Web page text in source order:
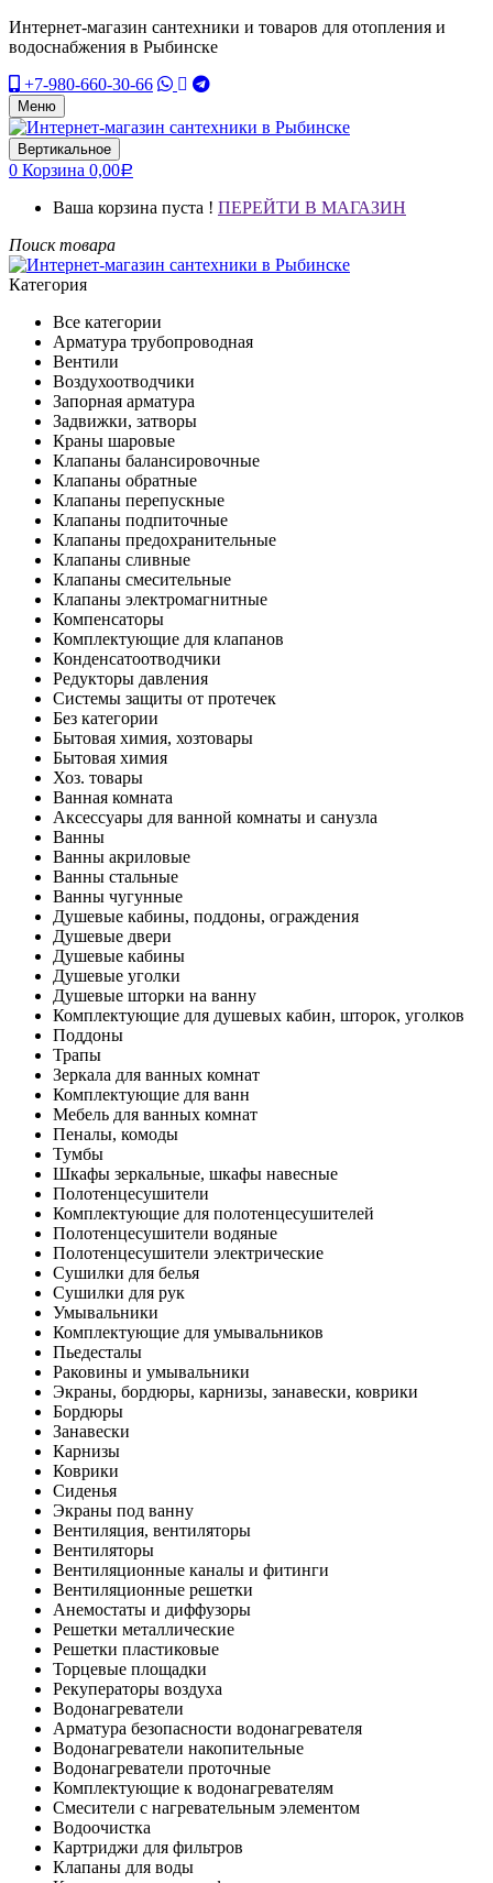
Интернет-магазин сантехники и товаров для отопления и
водоснабжения в Рыбинске
+7-980-660-30-66
Меню
Вертикальное
0 Корзина 0,00Р
Ваша корзина пуста ! ПЕРЕЙТИ В МАГАЗИН
Поиск товара
Категория
Все категории
Арматура трубопроводная
Вентили
Воздухоотводчики
Запорная арматура
Задвижки, затворы
Краны шаровые
Клапаны балансировочные
Клапаны обратные
Клапаны перепускные
Клапаны подпиточные
Клапаны предохранительные
Клапаны сливные
Клапаны смесительные
Клапаны электромагнитные
Компенсаторы
Комплектующие для клапанов
Конденсатоотводчики
Редукторы давления
Системы защиты от протечек
Без категории
Бытовая химия, хозтовары
Бытовая химия
Хоз. товары
Ванная комната
Аксессуары для ванной комнаты и санузла
Ванны
Ванны акриловые
Ванны стальные
Ванны чугунные
Душевые кабины, поддоны, ограждения
Душевые двери
Душевые кабины
Душевые уголки
Душевые шторки на ванну
Комплектующие для душевых кабин, шторок, уголков
Поддоны
Трапы
Зеркала для ванных комнат
Комплектующие для ванн
Мебель для ванных комнат
Пеналы, комоды
Тумбы
Шкафы зеркальные, шкафы навесные
Полотенцесушители
Комплектующие для полотенцесушителей
Полотенцесушители водяные
Полотенцесушители электрические
Сушилки для белья
Сушилки для рук
Умывальники
Комплектующие для умывальников
Пьедесталы
Раковины и умывальники
Экраны, бордюры, карнизы, занавески, коврики
Бордюры
Занавески
Карнизы
Коврики
Сиденья
Экраны под ванну
Вентиляция, вентиляторы
Вентиляторы
Вентиляционные каналы и фитинги
Вентиляционные решетки
Анемостаты и диффузоры
Решетки металлические
Решетки пластиковые
Торцевые площадки
Рекуператоры воздуха
Водонагреватели
Арматура безопасности водонагревателя
Водонагреватели накопительные
Водонагреватели проточные
Комплектующие к водонагревателям
Смесители с нагревательным элементом
Водоочистка
Картриджи для фильтров
Клапаны для воды